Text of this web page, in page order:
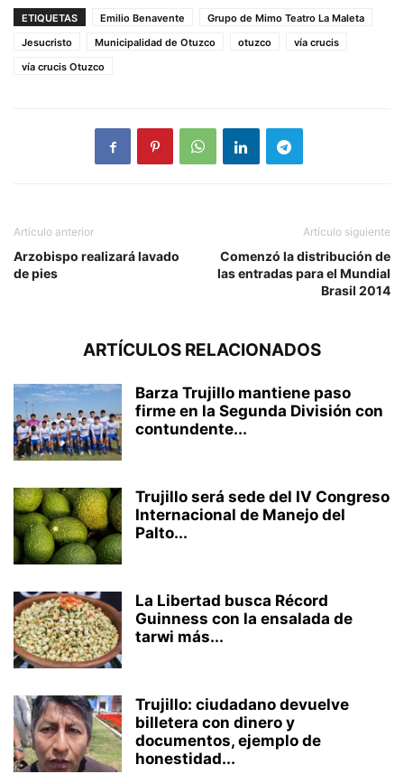
ETIQUETAS Emilio Benavente
Grupo de Mimo Teatro La Maleta
Jesucristo
Municipalidad de Otuzco otuzco
vía crucis
vía crucis Otuzco
Artículo anterior
Arzobispo realizará lavado
de pies
Artículo siguiente
Comenzó la distribución de
las entradas para el Mundial
Brasil 2014
ARTÍCULOS RELACIONADOS
Barza Trujillo mantiene paso
firme en la Segunda División con
contundente...
Trujillo será sede del IV Congreso
Internacional de Manejo del
Palto...
La Libertad busca Récord
Guinness con la ensalada de
tarwi más...
Trujillo: ciudadano devuelve
billetera con dinero y
documentos, ejemplo de
honestidad...